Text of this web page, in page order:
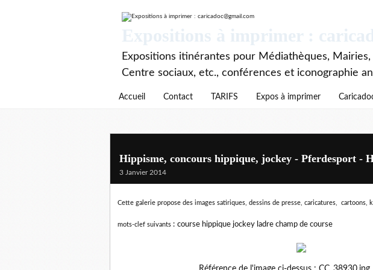
Expositions itinérantes pour Médiathèques,
Centre sociaux, etc., conférences et iconographie
Accueil Contact TARIFS Expos à imprimer
Hippisme, concours hippique, jockey - Pferdesport -
3 Janvier 2014
Cette galerie propose des images satiriques, dessins de presse, caricatures, cartoons,
mots-clef suivants : course hippique jockey ladre champ de course